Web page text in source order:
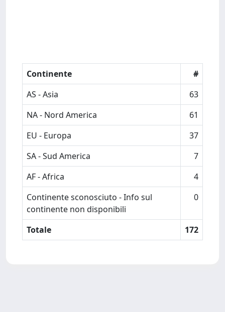
Continente
#
AS - Asia
63
NA - Nord America
61
EU - Europa
37
SA - Sud America
7
AF - Africa
4
Continente sconosciuto - Info sul
continente non disponibili
0
Totale 172